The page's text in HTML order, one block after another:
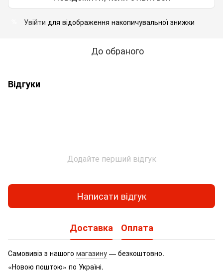
Увійти для відображення накопичувальної знижки
До обраного
Відгуки
Додайте перший відгук
Написати відгук
Доставка Оплата
Самовивіз з нашого магазину — безкоштовно.
«Новою поштою» по Україні.